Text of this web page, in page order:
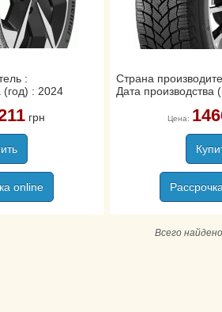
:
(год) : 2024
грн
online
Страна
Дата производства
Цена:
Всего